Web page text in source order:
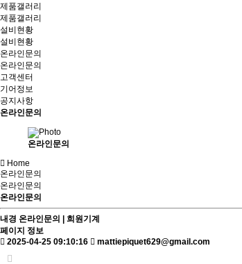
제품갤러리
제품갤러리
설비현황
설비현황
온라인문의
온라인문의
고객센터
기어정보
공지사항
온라인문의
온라인문의
Home
온라인문의
온라인문의
온라인문의
내경 온라인문의 | 희원기계
페이지 정보
2025-04-25 09:10:16
mattiepiquet629@gmail.com